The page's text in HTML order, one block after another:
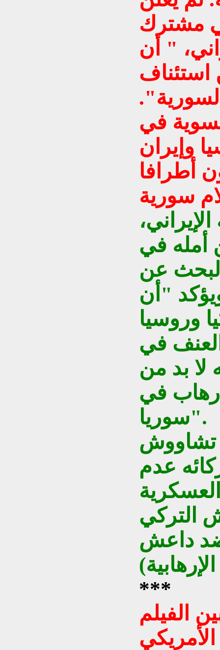
مشترك
" أن
استئناف
في
وإيران
أطرافا
في
عن
"أن
وروسيا
في
بد من
في
سوريا".
تشاووش
عدم
التركي
داعش
***
الفيلم
الأمريكي Kill And Pray وفيلم